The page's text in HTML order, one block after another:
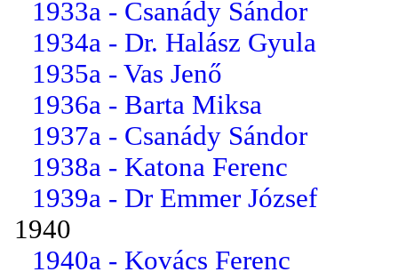
1933a - Csanády Sándor
1934a - Dr. Halász Gyula
1935a - Vas Jenő
1936a - Barta Miksa
1937a - Csanády Sándor
1938a - Katona Ferenc
1939a - Dr Emmer József
1940
1940a - Kovács Ferenc